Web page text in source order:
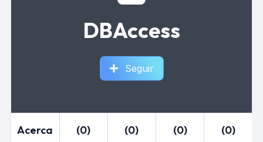
DBAccess
Seguir
Acerca
(0)
(0)
(0)
(0)